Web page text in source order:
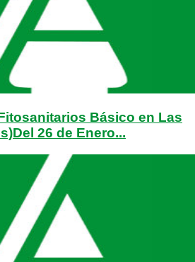
Básico en Las
26 de Enero...